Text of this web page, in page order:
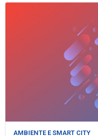
AMBIENTE E SMART CITY